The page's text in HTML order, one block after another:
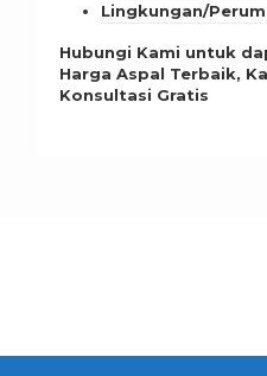
Lingkungan/
Hubungi Kami untuk
Harga Aspal Terbaik,
Konsultasi Gratis